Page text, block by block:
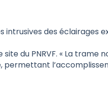
intrusives des
du PNRVF. « La